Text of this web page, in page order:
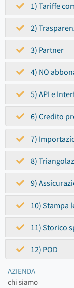
1) Tariffe
2)
3) Partner
4) NO
5) API e
6) Credito
7)
8)
9)
10) Stampa
11) Storico
12) POD
AZIENDA
chi siamo